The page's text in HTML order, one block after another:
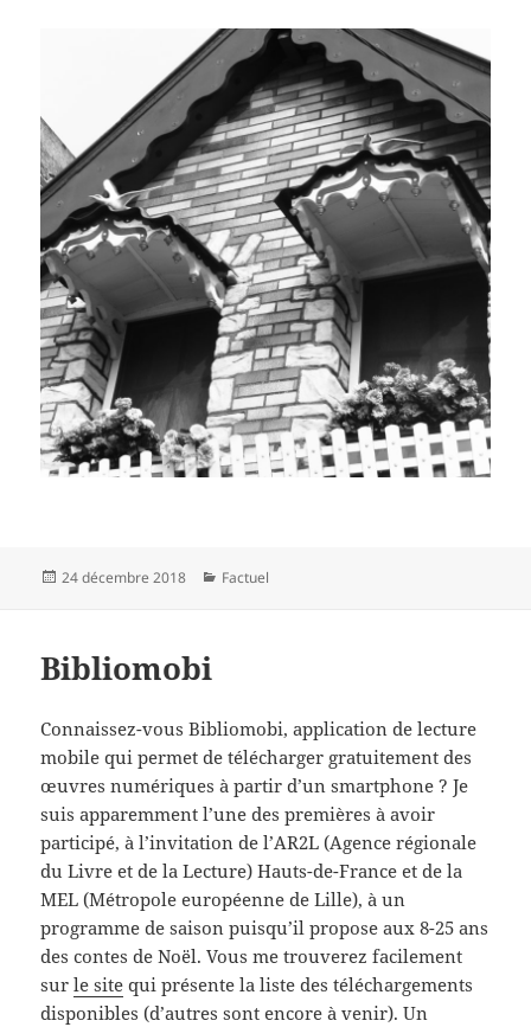
Publié
24 décembre 2018 Catégories
Factuel
Bibliomobi
Connaissez-vous Bibliomobi, application de lecture
mobile qui permet de télécharger gratuitement des
œuvres numériques à partir d’un smartphone ? Je
suis apparemment l’une des premières à avoir
participé, à l’invitation de l’AR2L (Agence régionale
du Livre et de la Lecture) Hauts-de-France et de la
MEL (Métropole européenne de Lille), à un
programme de saison puisqu’il propose aux 8-25 ans
des contes de Noël. Vous me trouverez facilement
surle site qui présente la liste des téléchargements
disponibles (d’autres sont encore à venir). Un